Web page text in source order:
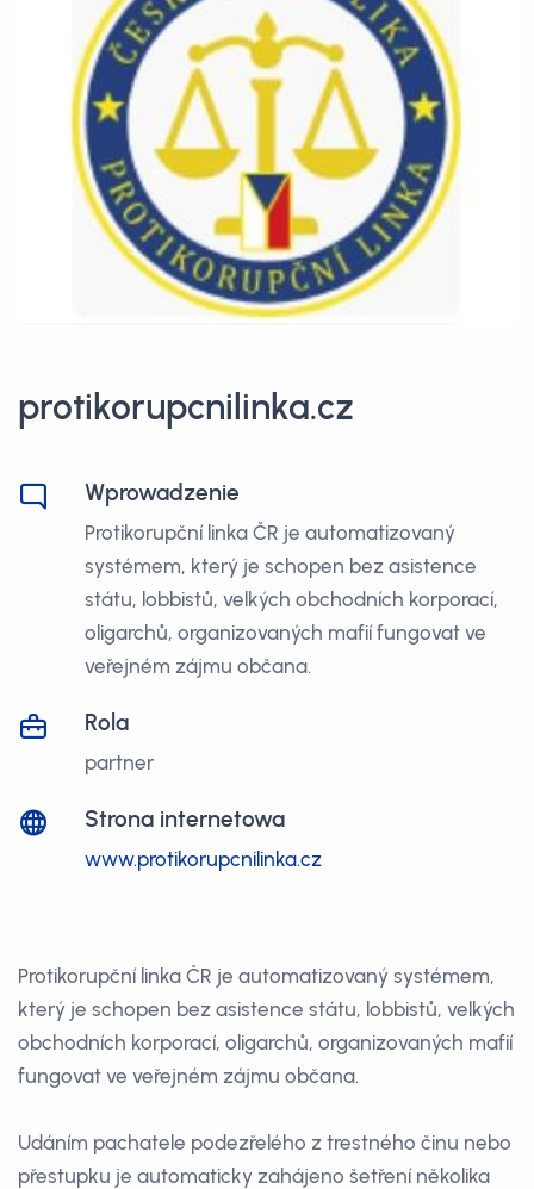
protikorupcnilinka.cz
Wprowadzenie
Protikorupční linka ČR je automatizovaný
systémem, který je schopen bez asistence
státu, lobbistů, velkých obchodních korporací,
oligarchů, organizovaných mafií fungovat ve
veřejném zájmu občana.
Rola
partner
Strona internetowa
www.protikorupcnilinka.cz
Protikorupční linka ČR je automatizovaný systémem,
který je schopen bez asistence státu, lobbistů, velkých
obchodních korporací, oligarchů, organizovaných mafií
fungovat ve veřejném zájmu občana.
Udáním pachatele podezřelého z trestného činu nebo
přestupku je automaticky zahájeno šetření několika